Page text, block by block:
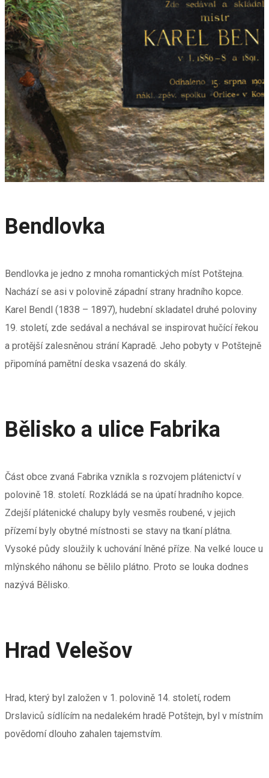
Bendlovka
Bendlovka je jedno z mnoha romantických míst Potštejna.
Nachází se asi v polovině západní strany hradního kopce.
Karel Bendl (1838 – 1897), hudební skladatel druhé poloviny
19. století, zde sedával a nechával se inspirovat hučící řekou
a protější zalesněnou strání Kapradě. Jeho pobyty v Potštejně
připomíná pamětní deska vsazená do skály.
Bělisko a ulice Fabrika
Část obce zvaná Fabrika vznikla s rozvojem plátenictví v
polovině 18. století. Rozkládá se na úpatí hradního kopce.
Zdejší plátenické chalupy byly vesměs roubené, v jejich
přízemí byly obytné místnosti se stavy na tkaní plátna.
Vysoké půdy sloužily k uchování lněné příze. Na velké louce u
mlýnského náhonu se bělilo plátno. Proto se louka dodnes
nazývá Bělisko.
Hrad Velešov
Hrad, který byl založen v 1. polovině 14. století, rodem
Drslaviců sídlícím na nedalekém hradě Potštejn, byl v místním
povědomí dlouho zahalen tajemstvím.